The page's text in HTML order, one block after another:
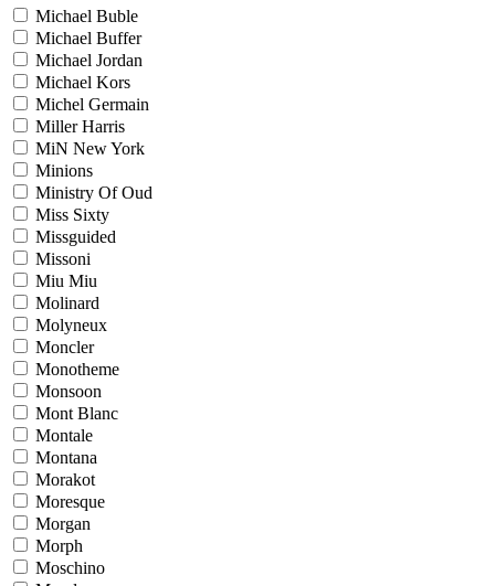
Michael Buble
Michael Buffer
Michael Jordan
Michael Kors
Michel Germain
Miller Harris
MiN New York
Minions
Ministry Of Oud
Miss Sixty
Missguided
Missoni
Miu Miu
Molinard
Molyneux
Moncler
Monotheme
Monsoon
Mont Blanc
Montale
Montana
Morakot
Moresque
Morgan
Morph
Moschino